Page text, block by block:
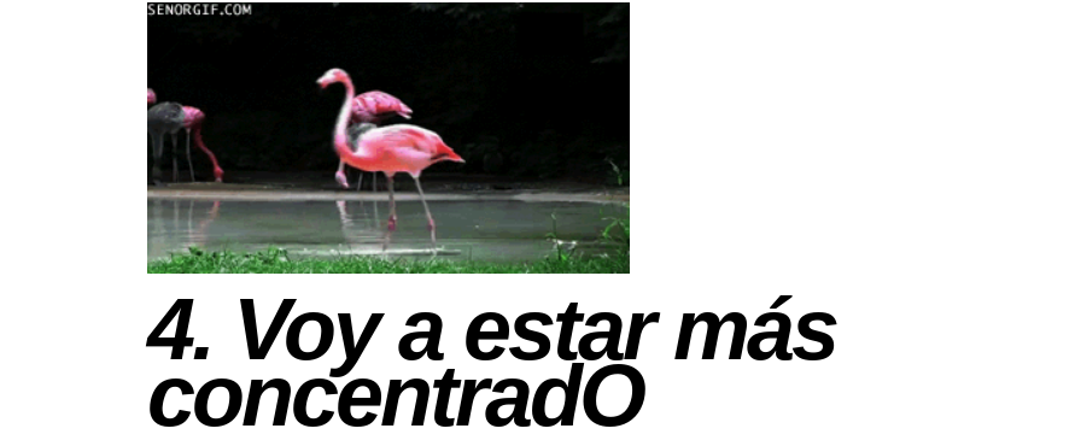
4. Voy a estar más
concentradO